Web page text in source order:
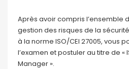
Après avoir compris l’ensemble
gestion des risques de la
à la norme ISO/CEI 27005, vous
l’examen et postuler au titre de «
Manager ».